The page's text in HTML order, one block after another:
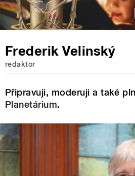
Frederik Velinský
redaktor
Připravuji, moderuji a také
Planetárium.